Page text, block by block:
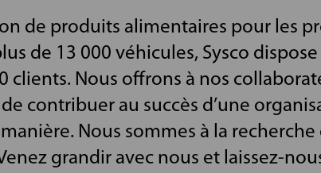
de produits alimentaires pour les
de 13 000 véhicules, Sysco
clients. Nous offrons à nos
contribuer au succès d’une
Nous sommes à la
grandir avec nous et laissez-